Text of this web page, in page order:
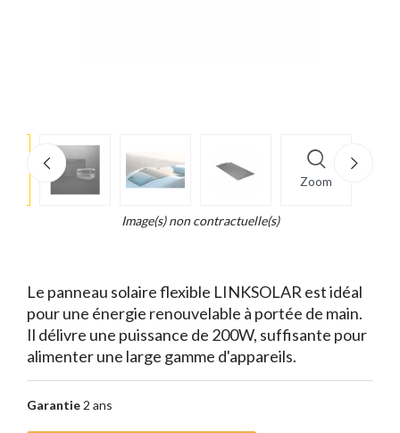
Zoom
Image(s) non contractuelle(s)
Le panneau solaire flexible LINKSOLAR est idéal
pour une énergie renouvelable à portée de main.
Il délivre une puissance de 200W, suffisante pour
alimenter une large gamme d'appareils.
Garantie 2 ans